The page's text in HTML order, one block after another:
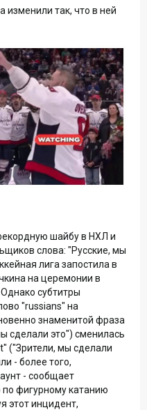
так, что в ней
шайбу в НХЛ и
слова: "Русские, мы
лига запостила в
на церемонии в
субтитры
"russians" на
знаменитой фраза
сделали это") сменилась
("Зрители, мы сделали
- более того,
- сообщает
фигурному катанию
этот инцидент,